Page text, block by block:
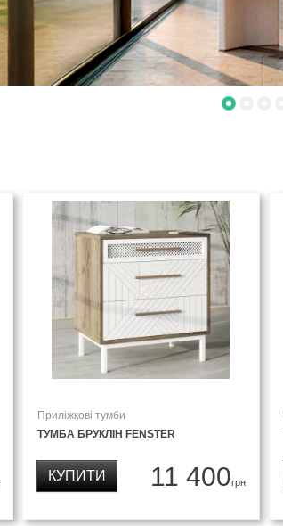
Приліжкові тумби
ТУМБА БРУКЛІН FENSTER
11 400грн
КУПИТИ